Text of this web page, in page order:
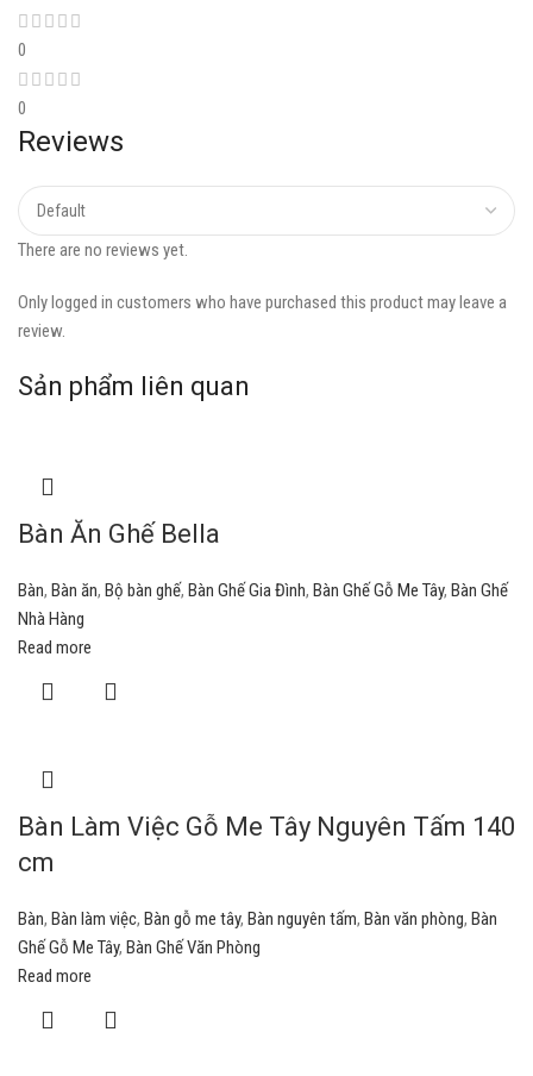
0
0
Reviews
There are no reviews yet.
Only logged in customers who have purchased this product may leave a
review.
Sản phẩm liên quan
Bàn Ăn Ghế Bella
Bàn, Bàn ăn, Bộ bàn ghế, Bàn Ghế Gia Đình, Bàn Ghế Gỗ Me Tây, Bàn Ghế
Nhà Hàng
Read more
Bàn Làm Việc Gỗ Me Tây Nguyên Tấm 140
cm
Bàn, Bàn làm việc, Bàn gỗ me tây, Bàn nguyên tấm, Bàn văn phòng, Bàn
Ghế Gỗ Me Tây, Bàn Ghế Văn Phòng
Read more